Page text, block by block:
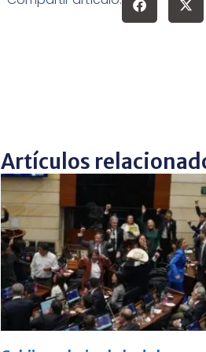
Artículos